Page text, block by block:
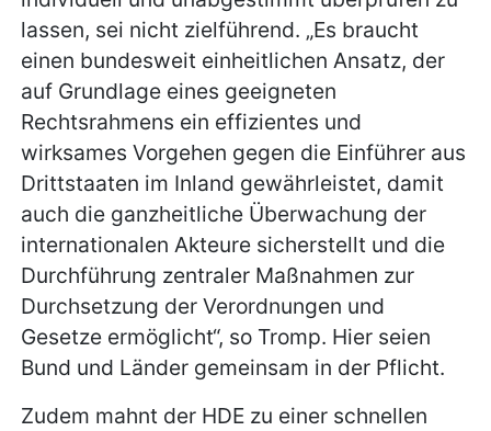
lassen, sei nicht zielführend. „Es braucht
einen bundesweit einheitlichen Ansatz, der
auf Grundlage eines geeigneten
Rechtsrahmens ein effizientes und
wirksames Vorgehen gegen die Einführer aus
Drittstaaten im Inland gewährleistet, damit
auch die ganzheitliche Überwachung der
internationalen Akteure sicherstellt und die
Durchführung zentraler Maßnahmen zur
Durchsetzung der Verordnungen und
Gesetze ermöglicht“, so Tromp. Hier seien
Bund und Länder gemeinsam in der Pflicht.
Zudem mahnt der HDE zu einer schnellen